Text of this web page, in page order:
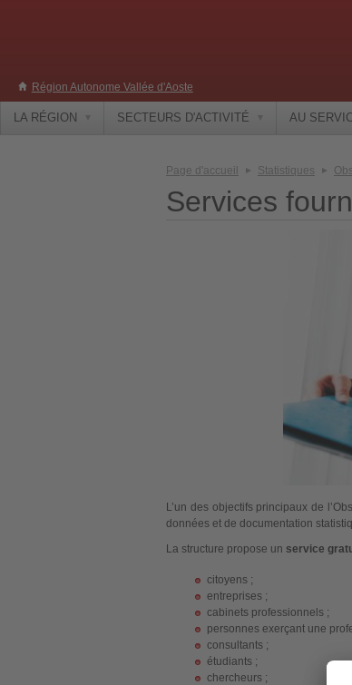
Région Autonome Vallée d'Aoste
LA RÉGION SECTEURS D'ACTIVITÉ AU
Page d'accueil Statistiques
Services
L’un des objectifs principaux de
données et de documentation
La structure propose un service
citoyens ;
entreprises ;
cabinets professionnels ;
personnes exerçant une
consultants ;
étudiants ;
chercheurs ;